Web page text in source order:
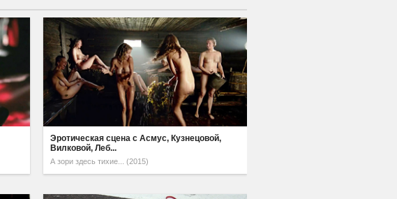
Эротическая сцена с Асмус, Кузнецовой,
Вилковой, Леб...
А зори здесь тихие... (2015)